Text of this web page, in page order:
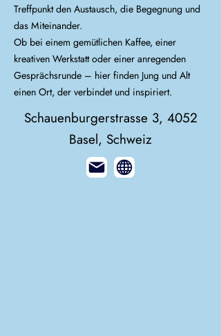
Treffpunkt den Austausch, die Begegnung und
das Miteinander.
Ob bei einem gemütlichen Kaffee, einer
kreativen Werkstatt oder einer anregenden
Gesprächsrunde – hier finden Jung und Alt
einen Ort, der verbindet und inspiriert.
Schauenburgerstrasse 3, 4052
Basel, Schweiz